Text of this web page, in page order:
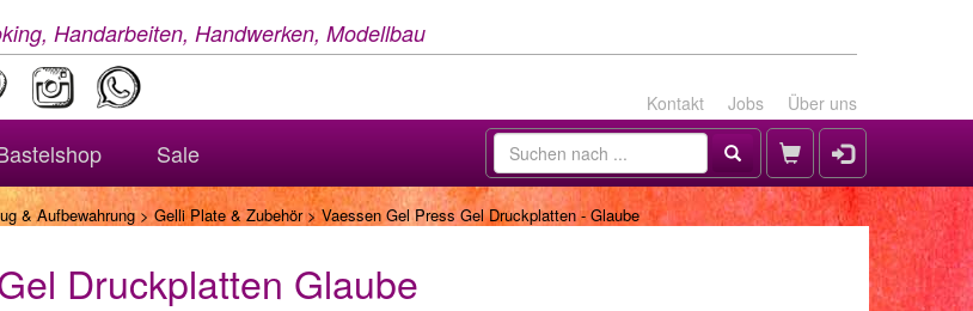
Handarbeiten, Handwerken, Modellbau
Kontakt Jobs Über uns
Sale
& Aufbewahrung >Gelli Plate & Zubehör> Vaessen Gel Press Gel Druckplatten - Glaube
Druckplatten Glaube